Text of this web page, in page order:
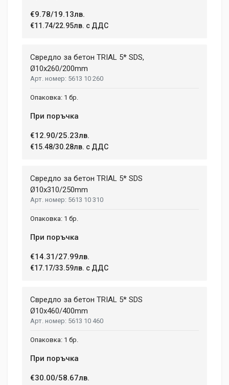
€9.78/19.13лв.
€11.74/22.95лв. с ДДС
Свредло за бетон TRIAL 5* SDS,
Ø10х260/200mm
5613 10 260
1 бр.
При поръчка
€12.90/25.23лв.
€15.48/30.28лв. с ДДС
Свредло за бетон TRIAL 5* SDS
Ø10x310/250mm
5613 10 310
1 бр.
При поръчка
€14.31/27.99лв.
€17.17/33.59лв. с ДДС
Свредло за бетон TRIAL 5* SDS
Ø10x460/400mm
5613 10 460
1 бр.
При поръчка
€30.00/58.67лв.